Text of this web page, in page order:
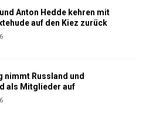
Anton Hedde kehren mit
auf den Kiez zurück
nimmt Russland und
als Mitglieder auf